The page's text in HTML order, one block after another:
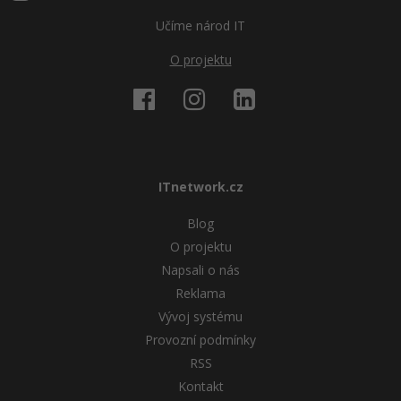
Učíme národ IT
O projektu
ITnetwork.cz
Blog
O projektu
Napsali o nás
Reklama
Vývoj systému
Provozní podmínky
RSS
Kontakt